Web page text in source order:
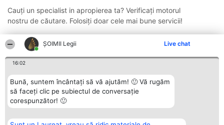
ȘOIMII Legii Live chat
16:02
Bună, suntem încântați să vă ajutăm! 🙂 Vă rugăm
să faceți clic pe subiectul de conversație
corespunzător! 🙂
Cauți un specialist in apropierea ta? Verificați motorul
nostru de căutare. Folosiți doar cele mai bune servicii!